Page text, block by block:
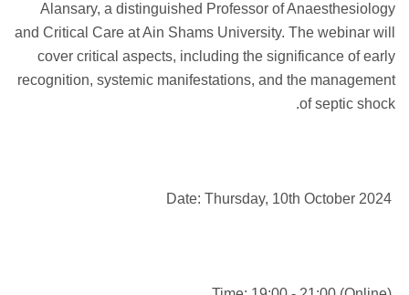
Alansary, a distinguished Professor of Anaesthesiology
and Critical Care at Ain Shams University. The webinar will
cover critical aspects, including the significance of early
recognition, systemic manifestations, and the management
of septic shock.